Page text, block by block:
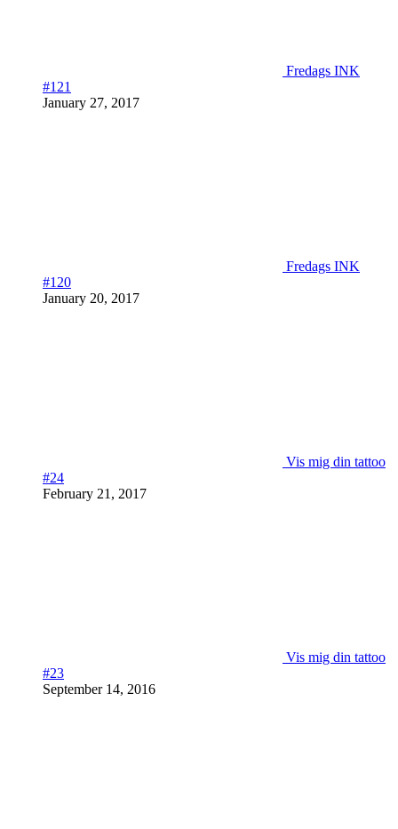
Fredags INK
#121
January 27, 2017
Fredags INK
#120
January 20, 2017
Vis mig din tattoo
#24
February 21, 2017
Vis mig din tattoo
#23
September 14, 2016